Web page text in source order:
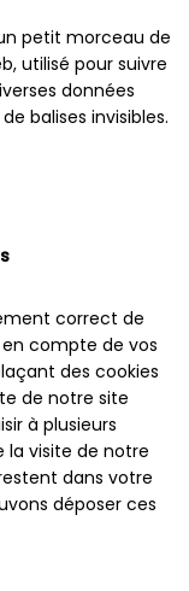
petit morceau de
utilisé pour suivre
données
balises invisibles.
correct de
compte de vos
des cookies
de notre site
à plusieurs
la visite de notre
dans votre
déposer ces